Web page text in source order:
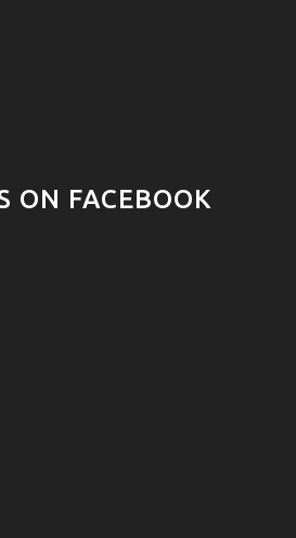
ON FACEBOOK